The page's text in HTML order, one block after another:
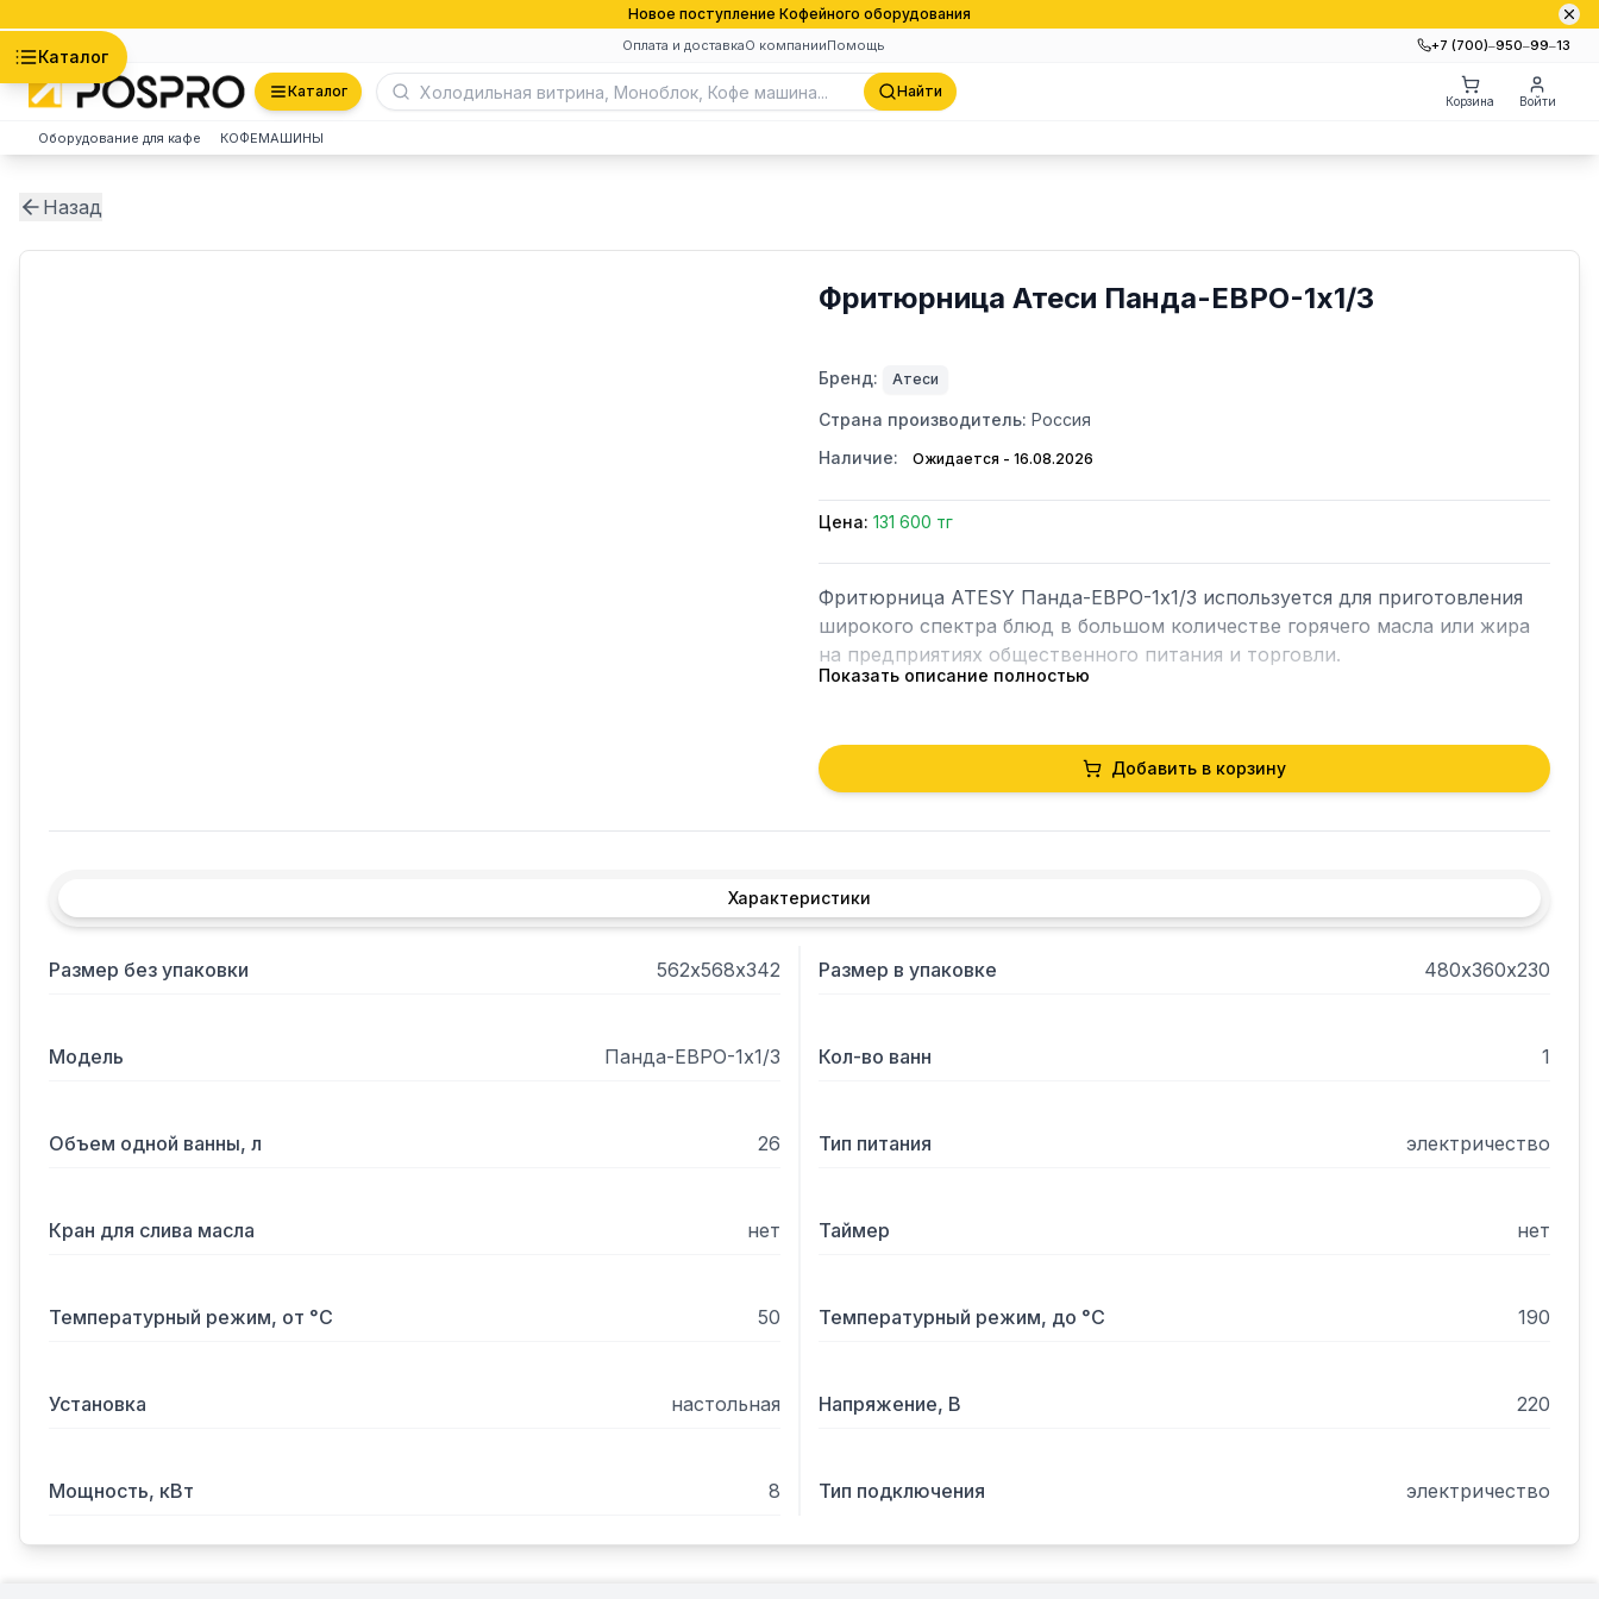
Новое поступление Кофейного оборудования
Оплата и доставкаО компанииПомощь +7 (700)‒950‒99‒13
Каталог
Каталог Найти
Корзина Войти
Оборудование для кафе КОФЕМАШИНЫ
Назад
Фритюрница Атеси Панда-ЕВРО-1х1/3
Бренд: Атеси
Страна производитель: Россия
Наличие:
Ожидается - 16.08.2026
Цена: 131 600 тг
Фритюрница ATESY Панда-ЕВРО-1х1/3 используется для приготовления
широкого спектра блюд в большом количестве горячего масла или жира
на предприятиях общественного питания и торговли.
(ТЭН) и технологическим садком.
- Маркировка уровня масла (min, max).
- Фритюрная ванна представляет собой гастроемкость из нержавеющей
стали, что позволяет мыть ее в посудомоечной машине.
ручкой.
Показать описание полностью
Добавить в корзину
Характеристики
Размер без упаковки 562х568х342 Размер в упаковке 480х360х230
Модель Панда-ЕВРО-1х1/3 Кол-во ванн 1
Объем одной ванны, л 26 Тип питания электричество
Кран для слива масла нет Таймер нет
Температурный режим, от °С 50 Температурный режим, до °С 190
Установка настольная Напряжение, В 220
Мощность, кВт 8 Тип подключения электричество